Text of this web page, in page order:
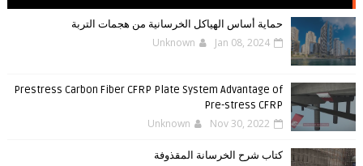
حماية أساس الهياكل الخرسانية من هجمات التربة
Unknown Jan 08, 2024
Prestress Carbon Fiber CFRP Plate System Advantage of
Pre-stress CFRP
Unknown Nov 30, 2022
كتاب شرح الخرسانة المقذوفة